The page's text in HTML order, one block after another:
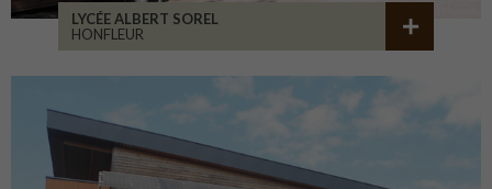
LYCÉE ALBERT SOREL
HONFLEUR